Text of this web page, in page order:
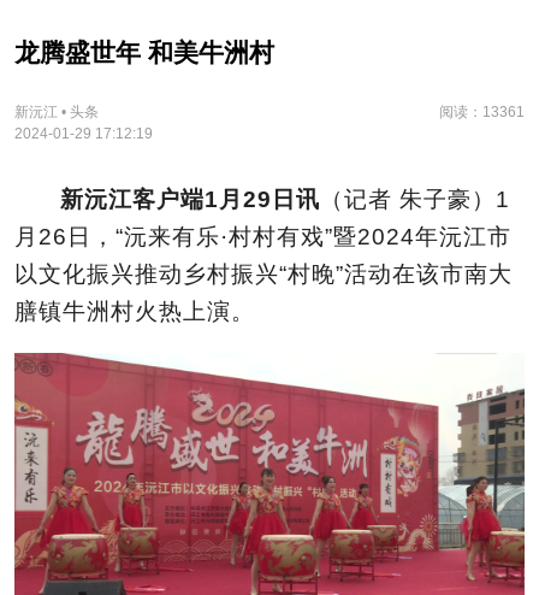
龙腾盛世年 和美牛洲村
新沅江 • 头条
阅读：13361
2024-01-29 17:12:19
新沅江客户端1月29日讯 （记者 朱子豪）1
月26日，“沅来有乐·村村有戏”暨2024年沅江市
以文化振兴推动乡村振兴“村晚”活动在该市南大
膳镇牛洲村火热上演。